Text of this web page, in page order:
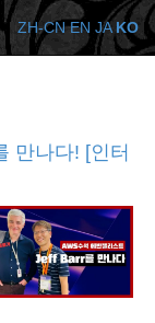
만나다! [인터
ZH-CN EN JA KO